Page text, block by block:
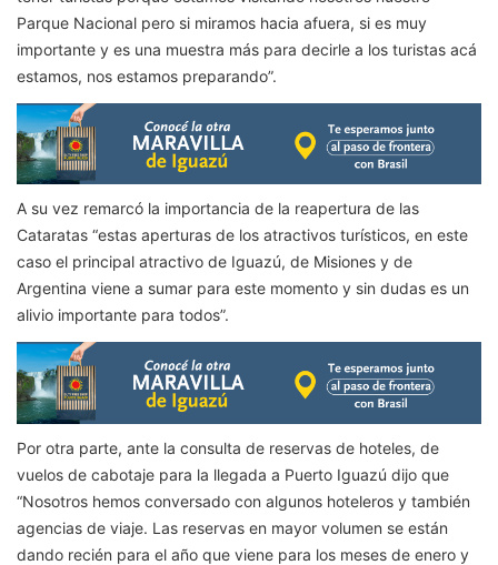
Parque Nacional pero si miramos hacia afuera, si es muy
importante y es una muestra más para decirle a los turistas acá
estamos, nos estamos preparando”.
A su vez remarcó la importancia de la reapertura de las
Cataratas “estas aperturas de los atractivos turísticos, en este
caso el principal atractivo de Iguazú, de Misiones y de
Argentina viene a sumar para este momento y sin dudas es un
alivio importante para todos”.
Por otra parte, ante la consulta de reservas de hoteles, de
vuelos de cabotaje para la llegada a Puerto Iguazú dijo que
“Nosotros hemos conversado con algunos hoteleros y también
agencias de viaje. Las reservas en mayor volumen se están
dando recién para el año que viene para los meses de enero y